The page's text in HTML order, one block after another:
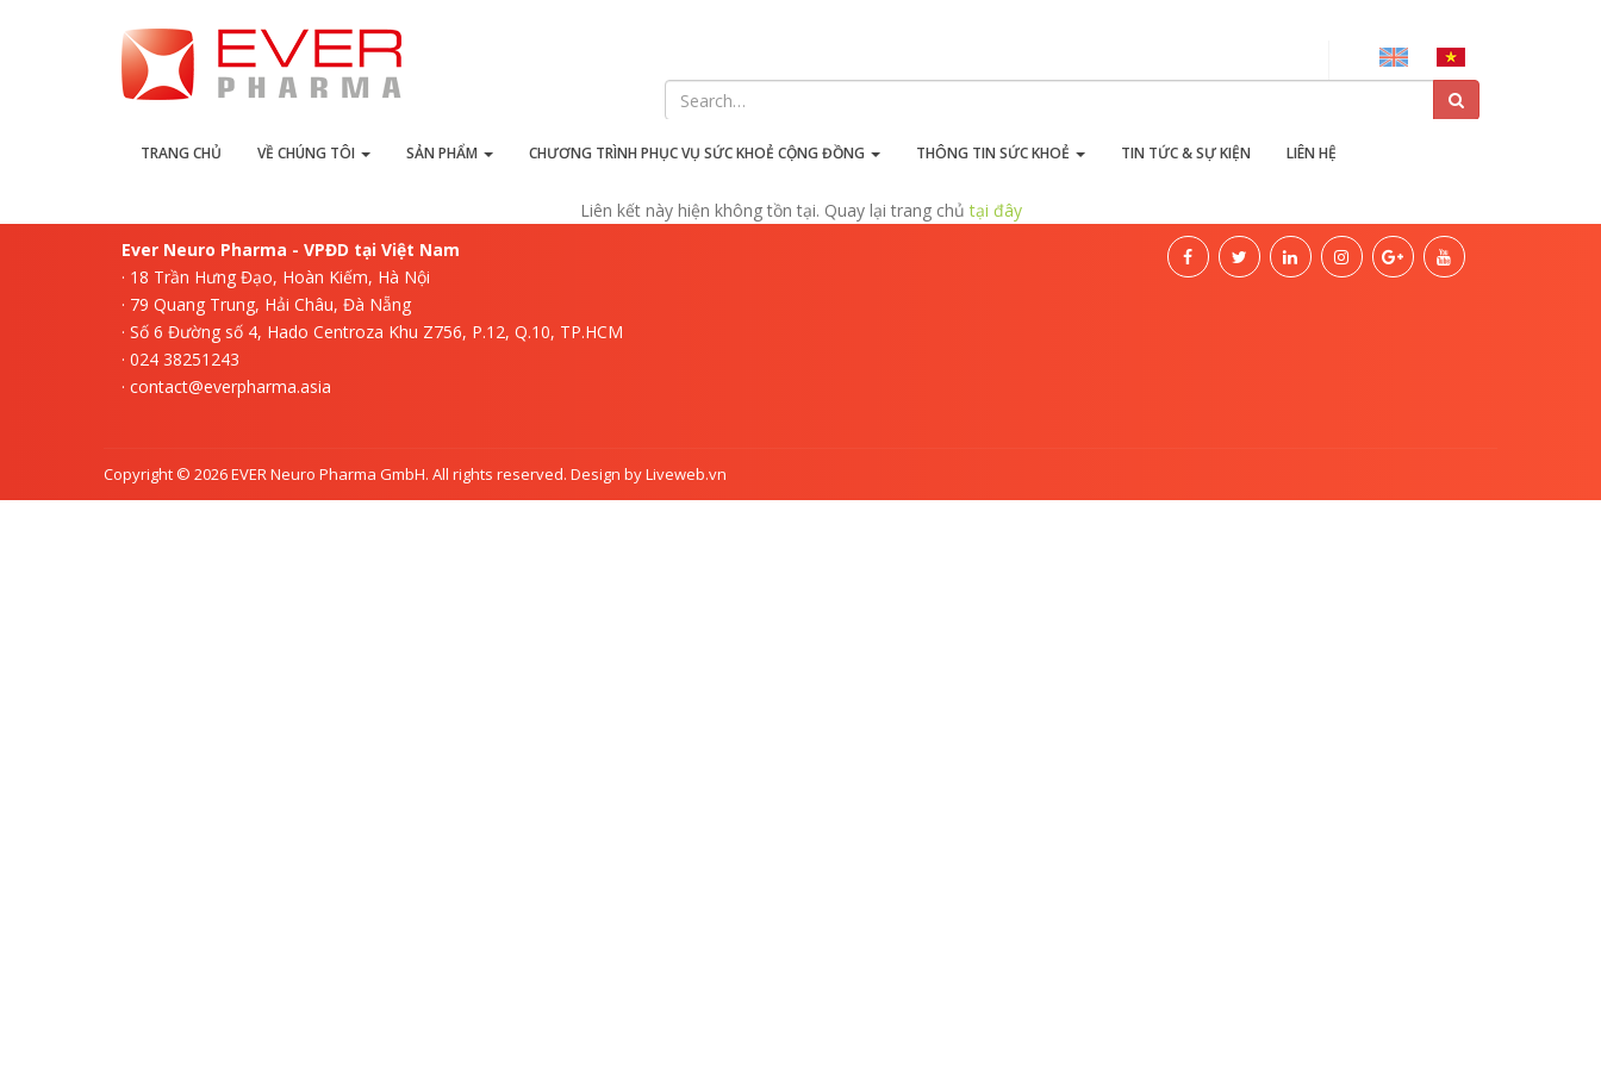
TRANG CHỦ VỀ CHÚNG TÔI SẢN PHẨM CHƯƠNG TRÌNH PHỤC VỤ SỨC KHOẺ CỘNG ĐỒNG THÔNG TIN SỨC KHOẺ TIN TỨC & SỰ KIỆN LIÊN HỆ
Liên kết này hiện không tồn tại
Liên kết này hiện không tồn tại. Quay lại trang chủtại đây
Ever Neuro Pharma - VPĐD tại Việt Nam
· 18 Trần Hưng Đạo, Hoàn Kiếm, Hà Nội
· 79 Quang Trung, Hải Châu, Đà Nẵng
· Số 6 Đường số 4, Hado Centroza Khu Z756, P.12, Q.10, TP.HCM
· 024 38251243
· contact@everpharma.asia
Copyright © 2026 EVER Neuro Pharma GmbH. All rights reserved. Design by Liveweb.vn